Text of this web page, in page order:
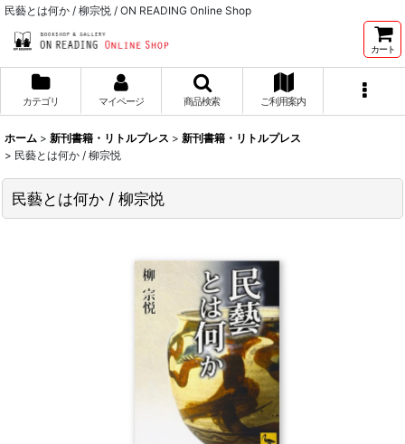
民藝とは何か / 柳宗悦 / ON READING Online Shop
カート
カテゴリ マイページ 商品検索 ご利用案内
ホーム > 新刊書籍・リトルプレス > 新刊書籍・リトルプレス
> 民藝とは何か / 柳宗悦
民藝とは何か / 柳宗悦